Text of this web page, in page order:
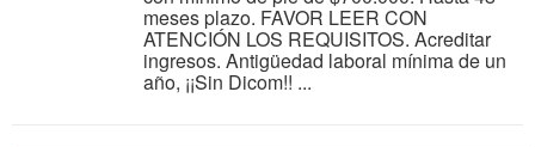
meses plazo. FAVOR LEER CON
ATENCIÓN LOS REQUISITOS. Acreditar
ingresos. Antigüedad laboral mínima de un
año, ¡¡Sin Dicom!! ...